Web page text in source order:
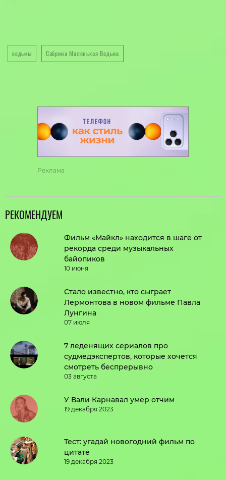
ведьмы Сабрина Маленькая Ведьма
Реклама
РЕКОМЕНДУЕМ
Фильм «Майкл» находится в шаге от
рекорда среди музыкальных
байопиков
10 июня
Стало известно, кто сыграет
Лермонтова в новом фильме Павла
Лунгина
07 июля
7 леденящих сериалов про
судмедэкспертов, которые хочется
смотреть беспрерывно
03 августа
У Вали Карнавал умер отчим
19 декабря 2023
Тест: угадай новогодний фильм по
цитате
19 декабря 2023